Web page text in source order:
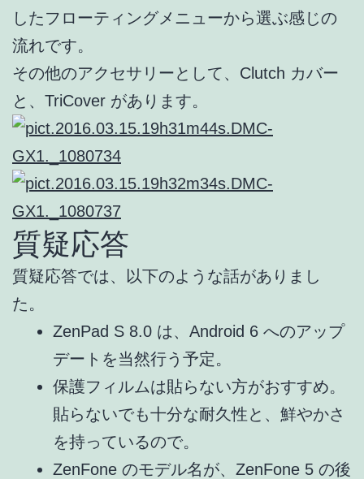
したフローティングメニューから選ぶ感じの
流れです。
その他のアクセサリーとして、Clutch カバー
と、TriCover があります。
質疑応答
質疑応答では、以下のような話がありまし
た。
ZenPad S 8.0 は、Android 6 へのアップ
デートを当然行う予定。
保護フィルムは貼らない方がおすすめ。
貼らないでも十分な耐久性と、鮮やかさ
を持っているので。
ZenFone のモデル名が、ZenFone 5 の後